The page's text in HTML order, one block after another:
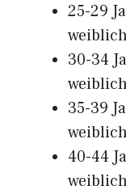
25-29
30-34
35-39
40-44